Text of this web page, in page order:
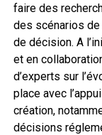
faire des
des scénarios de
de décision. A
et en
d’experts sur
place avec
création,
décisions